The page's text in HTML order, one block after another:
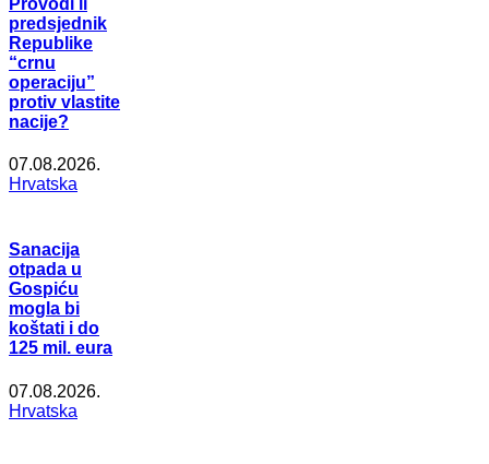
predsjednik
Republike
“crnu
operaciju”
protiv vlastite
nacije?
07.08.2026.
Hrvatska
Sanacija
otpada u
Gospiću
mogla bi
koštati i do
125 mil. eura
07.08.2026.
Hrvatska